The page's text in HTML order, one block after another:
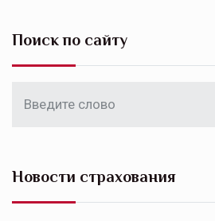
Поиск по сайту
Новости страхования